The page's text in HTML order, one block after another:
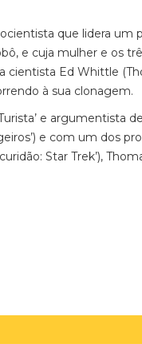
que lidera
e cuja mulher e os
cientista Ed Whittle
à sua clonagem.
e argumentista
e com um dos
Star Trek’),